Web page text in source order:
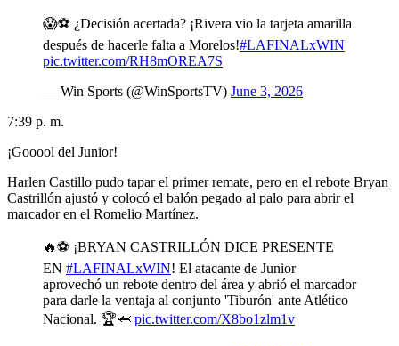
😱⚽ ¿Decisión acertada? ¡Rivera vio la tarjeta amarilla
después de hacerle falta a Morelos!#LAFINALxWIN
pic.twitter.com/RH8mOREA7S
— Win Sports (@WinSportsTV) June 3, 2026
7:39 p. m.
¡Gooool del Junior!
Harlen Castillo pudo tapar el primer remate, pero en el rebote Bryan
Castrillón ajustó y colocó el balón pegado al palo para abrir el
marcador en el Romelio Martínez.
🔥⚽ ¡BRYAN CASTRILLÓN DICE PRESENTE
EN #LAFINALxWIN! El atacante de Junior
aprovechó un rebote dentro del área y abrió el marcador
para darle la ventaja al conjunto 'Tiburón' ante Atlético
Nacional. 🏆🦈 pic.twitter.com/X8bo1zlm1v